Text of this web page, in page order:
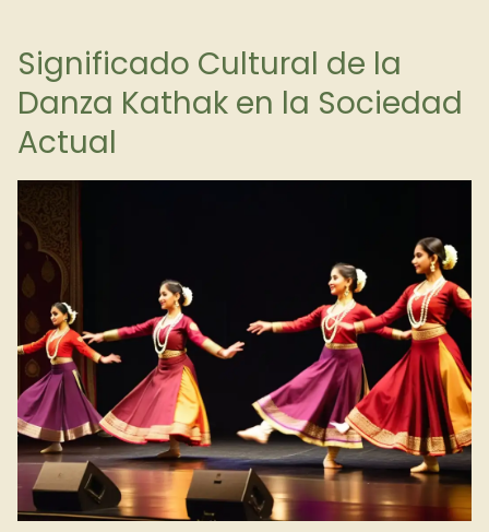
Significado Cultural de la
Danza Kathak en la Sociedad
Actual